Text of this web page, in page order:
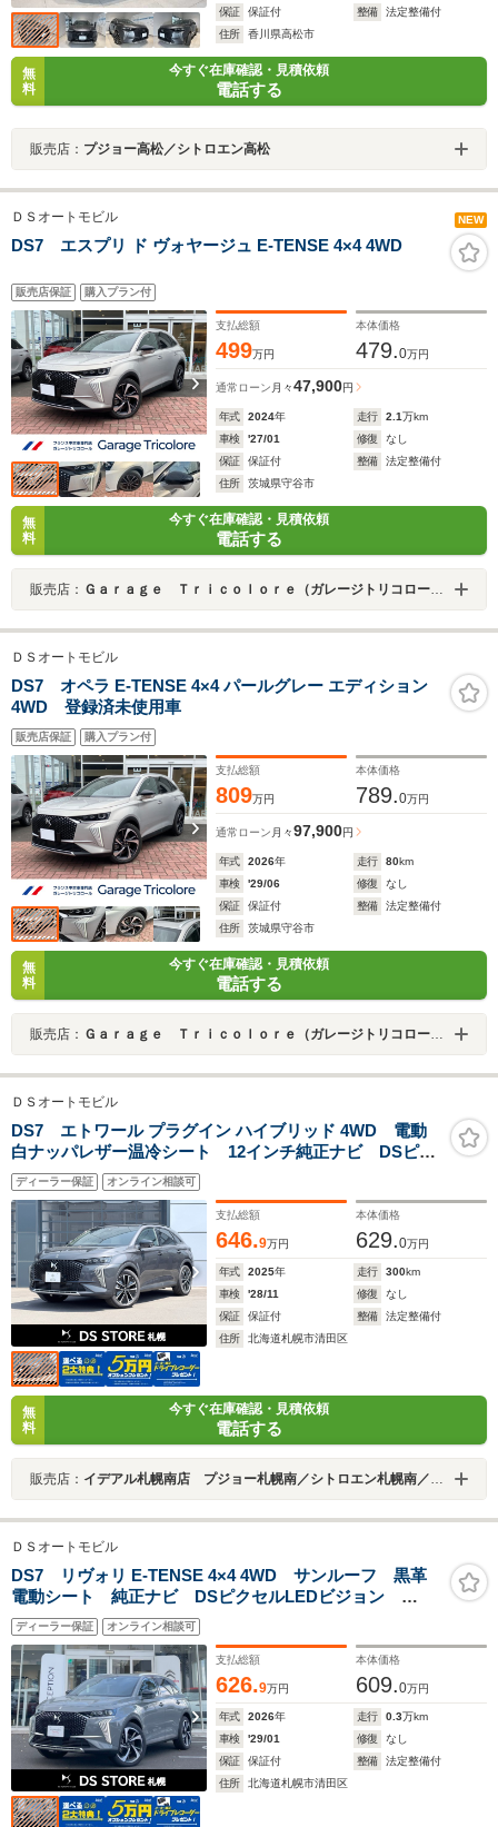
保証
保証付 整備
法定整備付
住所
香川県高松市
無
料
今すぐ在庫確認・見積依頼
電話する
販売店： プジョー高松／シトロエン高松
ＤＳオートモビル NEW
DS7 エスプリ ド ヴォヤージュ E-TENSE 4×4 4WD
販売店保証 購入プラン付
支払総額
499万円
本体価格
479.0万円
通常ローン 月々47,900円
年式 2024年 走行 2.1万km
車検
'27/01 修復
なし
保証
保証付 整備
法定整備付
住所
茨城県守谷市
無
料
今すぐ在庫確認・見積依頼
電話する
販売店： Ｇａｒａｇｅ Ｔｒｉｃｏｌｏｒｅ（ガレージトリコロール）
ＤＳオートモビル
DS7 オペラ E-TENSE 4×4 パールグレー エディション
4WD 登録済未使用車
販売店保証 購入プラン付
支払総額
809万円
本体価格
789.0万円
通常ローン 月々97,900円
年式 2026年 走行 80km
車検
'29/06 修復
なし
保証
保証付 整備
法定整備付
住所
茨城県守谷市
無
料
今すぐ在庫確認・見積依頼
電話する
販売店： Ｇａｒａｇｅ Ｔｒｉｃｏｌｏｒｅ（ガレージトリコロール）
ＤＳオートモビル
DS7 エトワール プラグイン ハイブリッド 4WD 電動
白ナッパレザー温冷シート 12インチ純正ナビ DSピク
セルLEDビジョン 純正19インチAW 全周囲カメラ
DSドライブアシスト 液晶メーター DS アクティブス
キャンサスペンション BRMアナログ時計
ディーラー保証 オンライン相談可
支払総額
646.9万円
本体価格
629.0万円
年式 2025年 走行 300km
車検
'28/11 修復
なし
保証
保証付 整備
法定整備付
住所
北海道札幌市清田区
無
料
今すぐ在庫確認・見積依頼
電話する
販売店： イデアル札幌南店 プジョー札幌南／シトロエン札幌南／ＤＳ ＳＴＯＲＥ札幌 （株）イデアル
ＤＳオートモビル
DS7 リヴォリ E-TENSE 4×4 4WD サンルーフ 黒革
電動シート 純正ナビ DSピクセルLEDビジョン
ACC バックカメラ 純正19インチAW シートヒータ
ー アクティブセーフティ 電動リアゲート
ディーラー保証 オンライン相談可
支払総額
626.9万円
本体価格
609.0万円
年式 2026年 走行 0.3万km
車検
'29/01 修復
なし
保証
保証付 整備
法定整備付
住所
北海道札幌市清田区